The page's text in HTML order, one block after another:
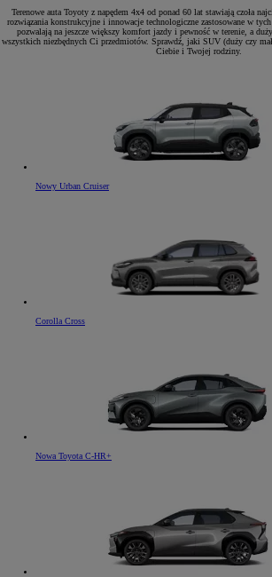
Terenowe auta Toyoty z napędem 4x4 od ponad 60 lat stawiają czoła
rozwiązania konstrukcyjne i innowacje technologiczne zastosowane w
pozwalają na jeszcze większy komfort jazdy i pewność w terenie, a
wszystkich niezbędnych Ci przedmiotów. Sprawdź, jaki SUV (duży czy
Ciebie i Twojej rodziny.
Nowy Urban Cruiser
Corolla Cross
Nowa Toyota C-HR+